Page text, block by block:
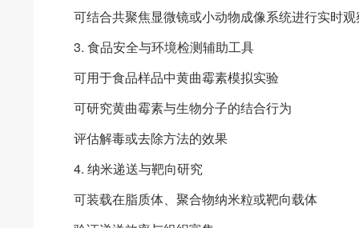
可结合共聚焦显微镜或小动物成像系统进行实时观
3. 食品安全与环境检测辅助工具
可用于食品样品中黄曲霉素模拟实验
可研究黄曲霉素与生物分子的结合行为
评估解毒或去除方法的效果
4. 纳米递送与靶向研究
可装载在脂质体、聚合物纳米粒或靶向载体